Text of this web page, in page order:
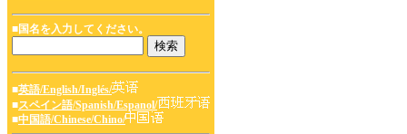
■国名を入力してください。
■英語/English/Inglés/
■スペイン語/Spanish/Espanol/
■中国語/Chinese/Chino/